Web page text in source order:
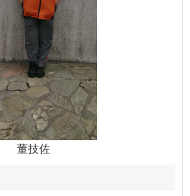
董技佐